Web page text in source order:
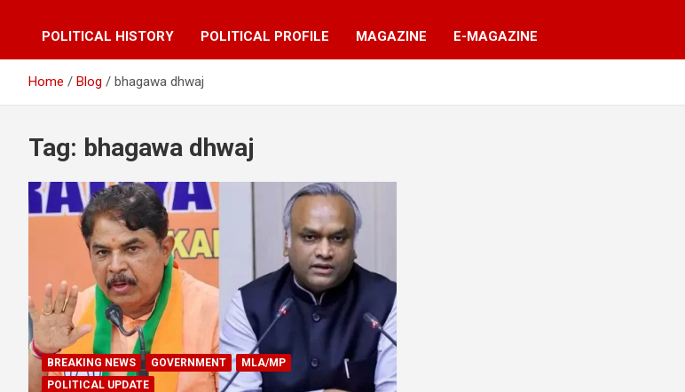
POLITICAL HISTORY POLITICAL PROFILE MAGAZINE E-MAGAZINE
Home Blog bhagawa dhwaj
Tag: bhagawa dhwaj
BREAKING NEWS GOVERNMENT
MLA/MP
POLITICAL UPDATE